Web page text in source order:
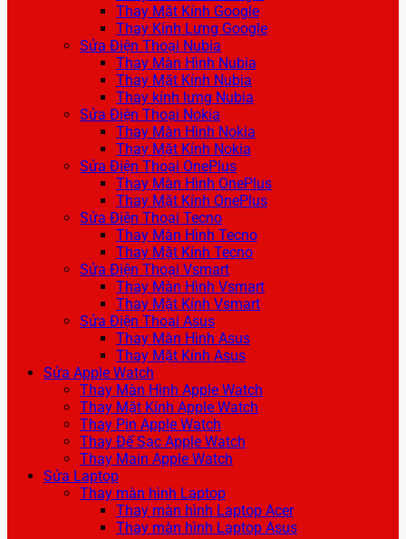
Thay Mặt Kính Google
Thay Kính Lưng Google
Sửa Điện Thoại Nubia
Thay Màn Hình Nubia
Thay Mặt Kính Nubia
Thay kính lưng Nubia
Sửa Điện Thoại Nokia
Thay Màn Hình Nokia
Thay Mặt Kính Nokia
Sửa Điện Thoại OnePlus
Thay Màn Hình OnePlus
Thay Mặt Kính OnePlus
Sửa Điện Thoại Tecno
Thay Màn Hình Tecno
Thay Mặt Kính Tecno
Sửa Điện Thoại Vsmart
Thay Màn Hình Vsmart
Thay Mặt Kính Vsmart
Sửa Điện Thoại Asus
Thay Màn Hình Asus
Thay Mặt Kính Asus
Sửa Apple Watch
Thay Màn Hình Apple Watch
Thay Mặt Kính Apple Watch
Thay Pin Apple Watch
Thay Đế Sạc Apple Watch
Thay Main Apple Watch
Sửa Laptop
Thay màn hình Laptop
Thay màn hình Laptop Acer
Thay màn hình Laptop Asus